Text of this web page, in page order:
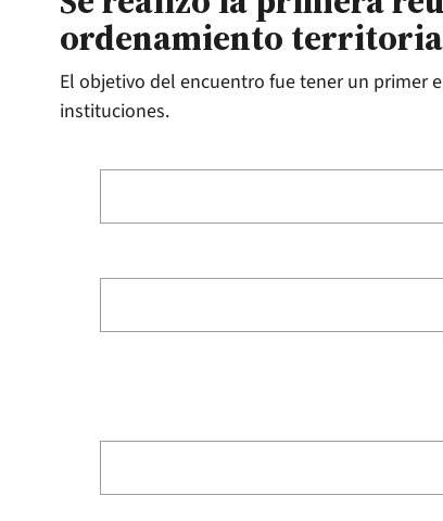
ordenamiento
El objetivo del encuentro fue tener un primer
instituciones.